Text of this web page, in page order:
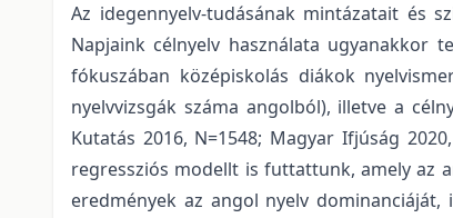
Az idegennyelv-tudásának mintázatait és
Napjaink célnyelv használata ugyanakkor
fókuszában középiskolás diákok
nyelvvizsgák száma angolból), illetve a
Kutatás 2016, N=1548; Magyar Ifjúság
regressziós modellt is futtattunk, amely az
eredmények az angol nyelv